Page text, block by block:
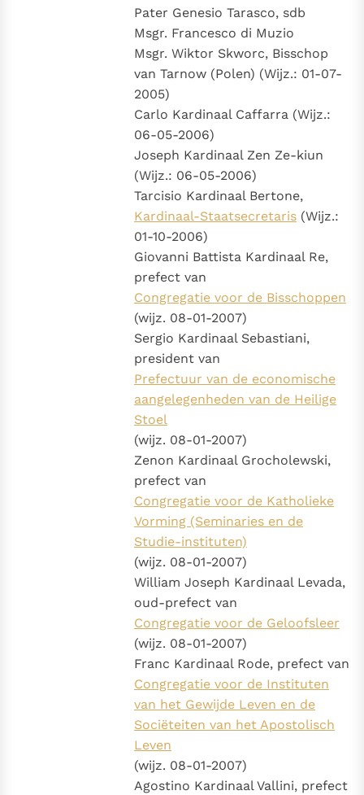
Pater Genesio Tarasco, sdb
Msgr. Francesco di Muzio
Msgr. Wiktor Skworc, Bisschop
van Tarnow (Polen) (Wijz.: 01-07-
2005)
Carlo Kardinaal Caffarra (Wijz.:
06-05-2006)
Joseph Kardinaal Zen Ze-kiun
(Wijz.: 06-05-2006)
Tarcisio Kardinaal Bertone,
Kardinaal-Staatsecretaris (Wijz.:
01-10-2006)
Giovanni Battista Kardinaal Re,
prefect van
Congregatie voor de Bisschoppen
(wijz. 08-01-2007)
Sergio Kardinaal Sebastiani,
president van
Prefectuur van de economische
aangelegenheden van de Heilige
Stoel
(wijz. 08-01-2007)
Zenon Kardinaal Grocholewski,
prefect van
Congregatie voor de Katholieke
Vorming (Seminaries en de
Studie-instituten)
(wijz. 08-01-2007)
William Joseph Kardinaal Levada,
oud-prefect van
Congregatie voor de Geloofsleer
(wijz. 08-01-2007)
Franc Kardinaal Rode, prefect van
Congregatie voor de Instituten
van het Gewijde Leven en de
Sociëteiten van het Apostolisch
Leven
(wijz. 08-01-2007)
Agostino Kardinaal Vallini, prefect